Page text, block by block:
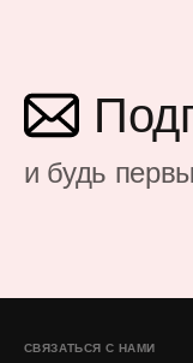
и будь
СВЯЗАТЬСЯ С НАМИ